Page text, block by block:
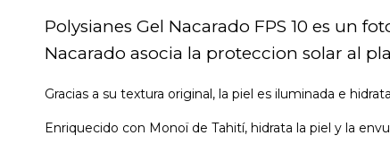
Polysianes Gel Nacarado FPS 10 es un
Nacarado asocia la proteccion solar al
Gracias a su textura original, la piel es iluminada e
Enriquecido con Monoï de Tahití, hidrata la piel y la